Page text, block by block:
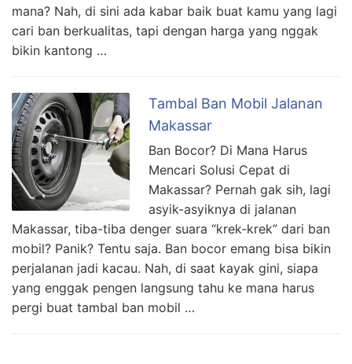
mana? Nah, di sini ada kabar baik buat kamu yang lagi
cari ban berkualitas, tapi dengan harga yang nggak
bikin kantong …
Tambal Ban Mobil Jalanan
Makassar
Ban Bocor? Di Mana Harus
Mencari Solusi Cepat di
Makassar? Pernah gak sih, lagi
asyik-asyiknya di jalanan
Makassar, tiba-tiba denger suara “krek-krek” dari ban
mobil? Panik? Tentu saja. Ban bocor emang bisa bikin
perjalanan jadi kacau. Nah, di saat kayak gini, siapa
yang enggak pengen langsung tahu ke mana harus
pergi buat tambal ban mobil …